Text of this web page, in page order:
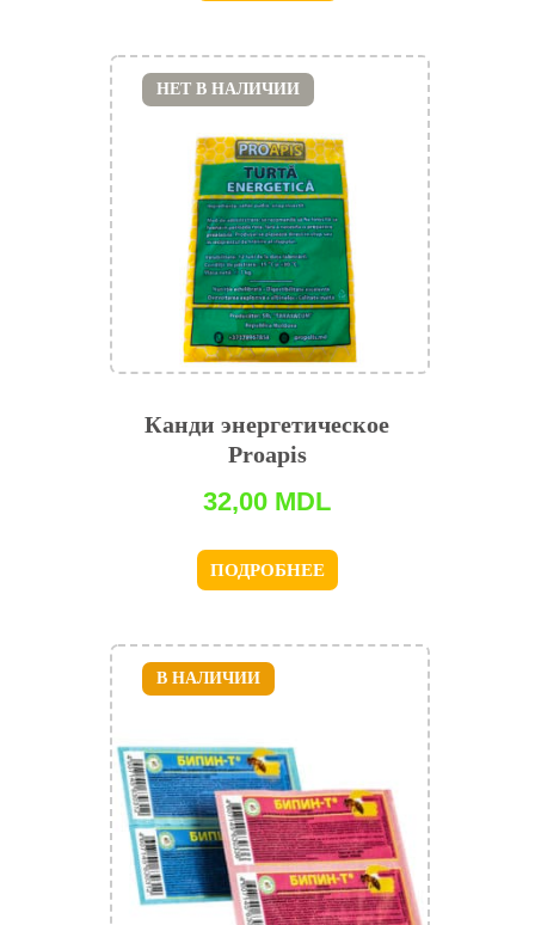
Канди энергетическое
Proapis
32,00 MDL
ПОДРОБНЕЕ
НЕТ В НАЛИЧИИ
В НАЛИЧИИ